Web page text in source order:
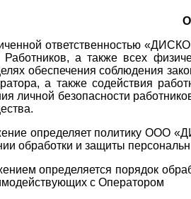
ответственностью
а также всех
обеспечения соблюдения
а также содействия
личной безопасности
определяет политику ООО
обработки и защиты
определяется порядок
с Оператором